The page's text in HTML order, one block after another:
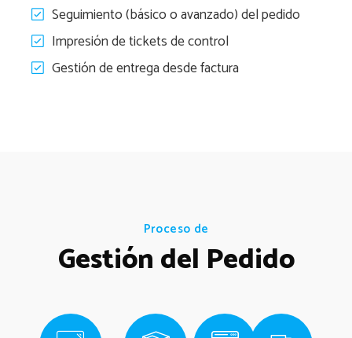
Seguimiento (básico o avanzado) del pedido
Impresión de tickets de control
Gestión de entrega desde factura
Proceso de
Gestión del Pedido